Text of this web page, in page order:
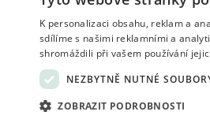
K personalizaci obsahu, reklam a
sdílíme s našimi reklamními a
shromáždili při vašem používání
NEZBYTNĚ NUTNÉ
ZOBRAZIT PODROBNOSTI